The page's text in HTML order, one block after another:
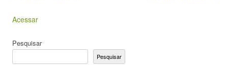
Acessar
Pesquisar
Pesquisar